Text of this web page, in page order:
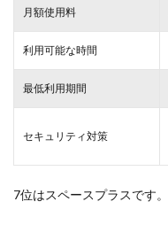
月額使用料
利用可能な時間
最低利用期間
セキュリティ対策
7位はスペースプラスです。